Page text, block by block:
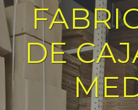
DE